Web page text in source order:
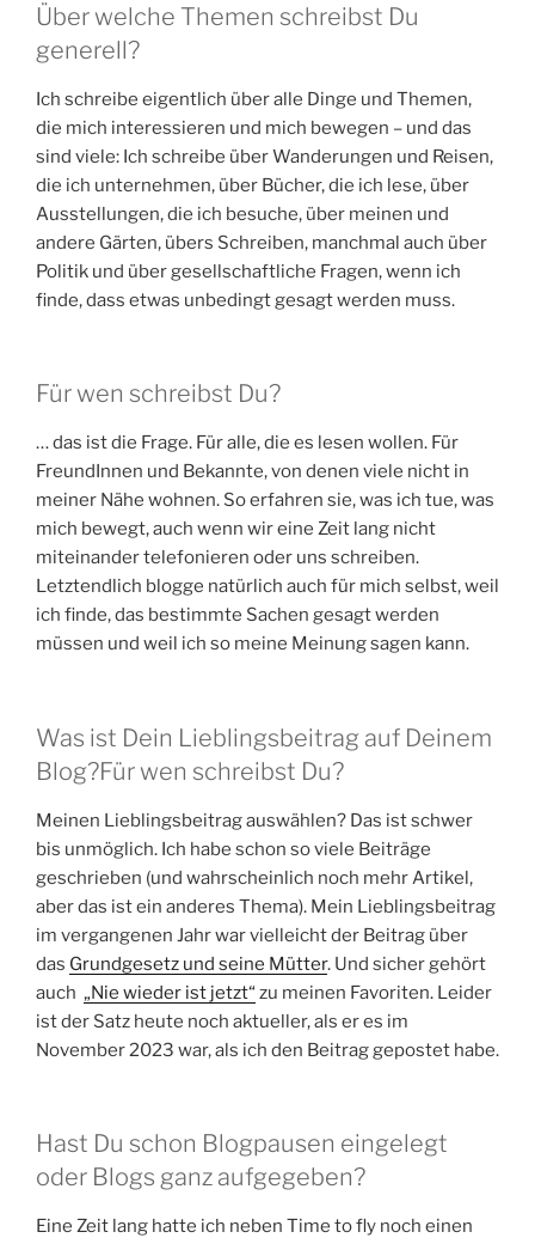
Über welche Themen schreibst Du
generell?
Ich schreibe eigentlich über alle Dinge und Themen,
die mich interessieren und mich bewegen – und das
sind viele: Ich schreibe über Wanderungen und Reisen,
die ich unternehmen, über Bücher, die ich lese, über
Ausstellungen, die ich besuche, über meinen und
andere Gärten, übers Schreiben, manchmal auch über
Politik und über gesellschaftliche Fragen, wenn ich
finde, dass etwas unbedingt gesagt werden muss.
Für wen schreibst Du?
… das ist die Frage. Für alle, die es lesen wollen. Für
FreundInnen und Bekannte, von denen viele nicht in
meiner Nähe wohnen. So erfahren sie, was ich tue, was
mich bewegt, auch wenn wir eine Zeit lang nicht
miteinander telefonieren oder uns schreiben.
Letztendlich blogge natürlich auch für mich selbst, weil
ich finde, das bestimmte Sachen gesagt werden
müssen und weil ich so meine Meinung sagen kann.
Was ist Dein Lieblingsbeitrag auf Deinem
Blog?Für wen schreibst Du?
Meinen Lieblingsbeitrag auswählen? Das ist schwer
bis unmöglich. Ich habe schon so viele Beiträge
geschrieben (und wahrscheinlich noch mehr Artikel,
aber das ist ein anderes Thema). Mein Lieblingsbeitrag
im vergangenen Jahr war vielleicht der Beitrag über
das Grundgesetz und seine Mütter. Und sicher gehört
auch „Nie wieder ist jetzt“ zu meinen Favoriten. Leider
ist der Satz heute noch aktueller, als er es im
November 2023 war, als ich den Beitrag gepostet habe.
Hast Du schon Blogpausen eingelegt
oder Blogs ganz aufgegeben?
Eine Zeit lang hatte ich neben Time to fly noch einen